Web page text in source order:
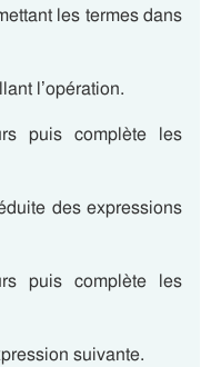
les termes dans
l’opération.
puis complète les
des expressions
puis complète les
suivante.